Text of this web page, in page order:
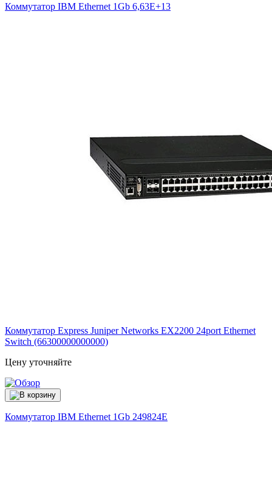
Коммутатор IBM Ethernet 1Gb 6,63E+13
Коммутатор Express Juniper Networks EX2200 24port Ethernet
Switch (66300000000000)
Цену уточняйте
Коммутатор IBM Ethernet 1Gb 249824E